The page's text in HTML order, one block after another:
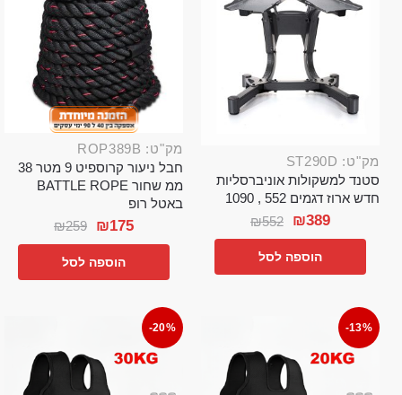
מק"ט: ST290D
סטנד למשקולות אוניברסליות
חדש ארוז דגמים 552 , 1090
₪552 ₪389
הוספה לסל
מק"ט: ROP389B
חבל ניעור קרוספיט 9 מטר 38
ממ שחור BATTLE ROPE
באטל רופ
₪259 ₪175
הוספה לסל
-13%
-20%